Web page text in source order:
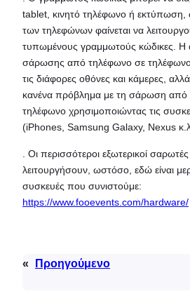
tablet, κινητό τηλέφωνο ή εκτύπωση,
των τηλεφώνων φαίνεται να
τυπωμένους γραμμωτούς κώδικες. Η
σάρωσης από τηλέφωνο σε τηλέφωνο
τις διάφορες οθόνες και κάμερες,
κανένα πρόβλημα με τη σάρωση από
τηλέφωνο χρησιμοποιώντας τις
(iPhones, Samsung Galaxy, Nexus
. Οι περισσότεροι εξωτερικοί
λειτουργήσουν, ωστόσο, εδώ είναι
συσκευές που συνιστούμε:
https://www.fooevents.com/hardware/
«
Προηγούμενο